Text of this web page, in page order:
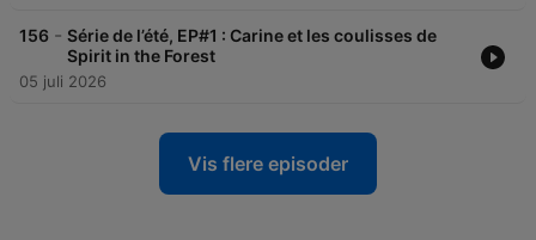
156 - Série de l’été, EP#1 : Carine et les coulisses de
Spirit in the Forest
05 juli 2026
Vis flere episoder